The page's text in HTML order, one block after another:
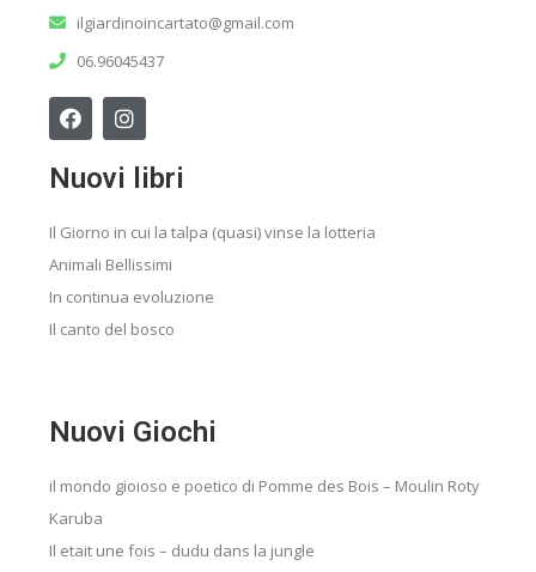
ilgiardinoincartato@gmail.com
06.96045437
Nuovi libri
Il Giorno in cui la talpa (quasi) vinse la lotteria
Animali Bellissimi
In continua evoluzione
Il canto del bosco
Nuovi Giochi
il mondo gioioso e poetico di Pomme des Bois – Moulin Roty
Karuba
Il etait une fois – dudu dans la jungle